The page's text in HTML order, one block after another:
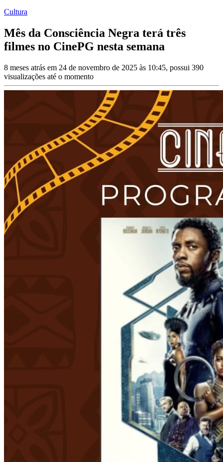
Cultura
Mês da Consciência Negra terá três
filmes no CinePG nesta semana
8 meses atrás em 24 de novembro de 2025 às 10:45, possui 390
visualizações até o momento